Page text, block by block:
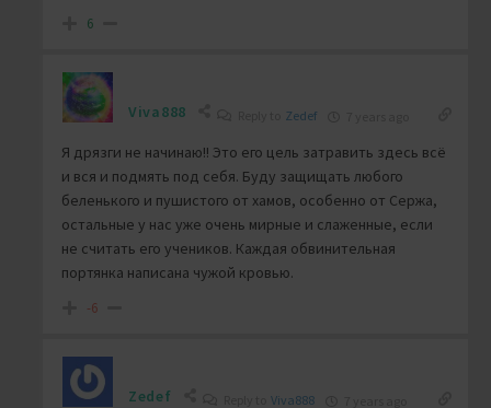
6
Viva888 Zedef
Я дрязги не начинаю!! Это его цель затравить здесь всё
и вся и подмять под себя. Буду защищать любого
беленького и пушистого от хамов, особенно от Сержа,
остальные у нас уже очень мирные и слаженные, если
не считать его учеников. Каждая обвинительная
портянка написана чужой кровью.
-6
Zedef Viva888